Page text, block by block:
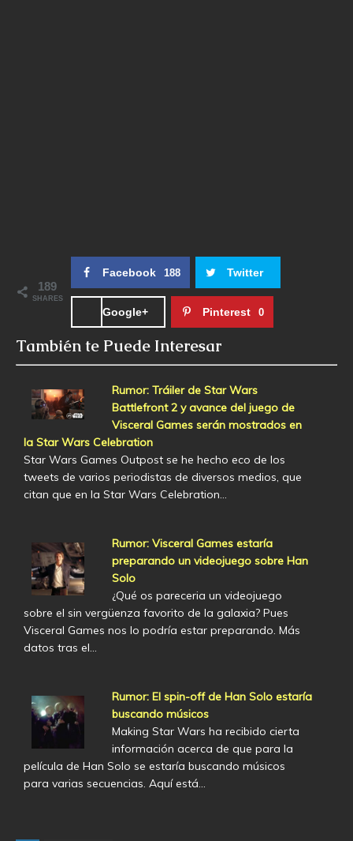
189
SHARES
Facebook 188 Twitter
Google+ Pinterest 0
También te Puede Interesar
Rumor: Tráiler de Star Wars
Battlefront 2 y avance del juego de
Visceral Games serán mostrados en
la Star Wars Celebration
Star Wars Games Outpost se he hecho eco de los
tweets de varios periodistas de diversos medios, que
citan que en la Star Wars Celebration…
Rumor: Visceral Games estaría
preparando un videojuego sobre Han
Solo
¿Qué os pareceria un videojuego
sobre el sin vergüenza favorito de la galaxia? Pues
Visceral Games nos lo podría estar preparando. Más
datos tras el…
Rumor: El spin-off de Han Solo estaría
buscando músicos
Making Star Wars ha recibido cierta
información acerca de que para la
película de Han Solo se estaría buscando músicos
para varias secuencias. Aquí está…